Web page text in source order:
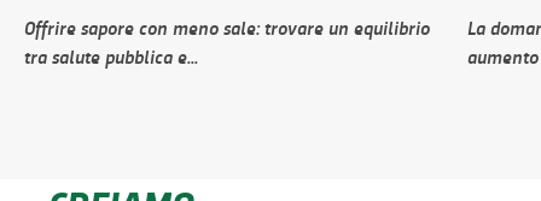
Offrire sapore con meno sale: trovare un equilibrio
tra salute pubblica e...
La
aumento